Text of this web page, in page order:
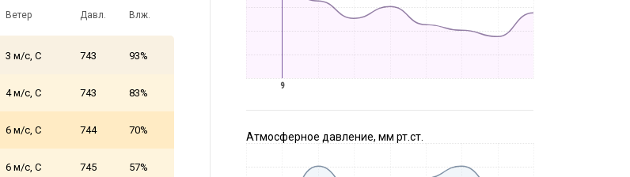
Ветер Давл. Влж.
3 м/с, С 743 93%
4 м/с, С 743 83%
6 м/с, С 744 70%
6 м/с, С 745 57%
9
Атмосферное давление, мм рт.ст.